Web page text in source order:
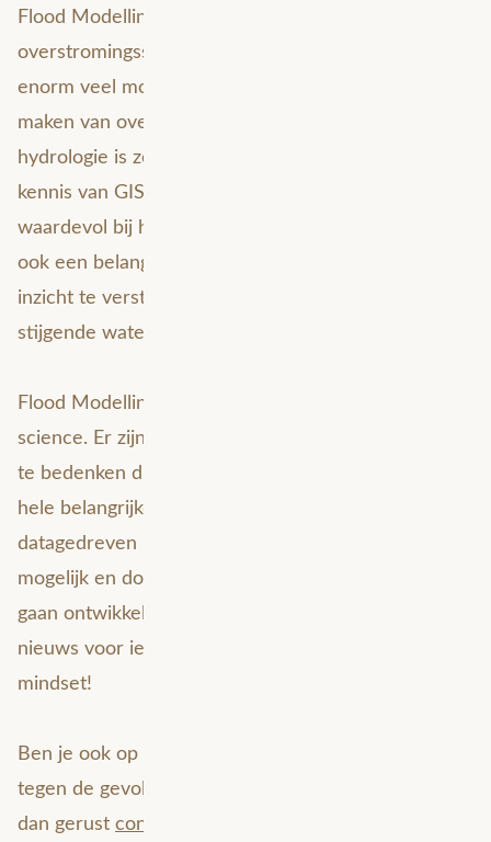
Flood Modelling is simpelweg het simuleren van
overstromingsscenario’s. GIS-marktleider
enorm veel mogelijkheden om te starten met het
maken van overstromingsmodellen. Kennis van
hydrologie is zeker noodzakelijk, evenals specifieke
kennis van GIS. Voorspellende modellen zijn zeer
waardevol bij het maken van beleid. Maar het kan
ook een belangrijk middel zijn om stakeholders
inzicht te verstrekken over de gevolgen van het
stijgende waterpeil.
Flood Modelling is slechts één voorbeeld van data
science. Er zijn steeds meer toepassingen van GIS
te bedenken die situaties voorspellen. Dit is een
hele belangrijke ontwikkeling in relatie tot
datagedreven beleidvorming. Er is steeds meer
mogelijk en door toedoen van Artificial Intelligence
gaan ontwikkelingen steeds sneller. Dit is goed
nieuws voor iedereen met een datagedreven
mindset!
Ben je ook op zoek naar een datagedreven aanpak
tegen de gevolgen van extreme regenval? Neem
dan gerust contact op